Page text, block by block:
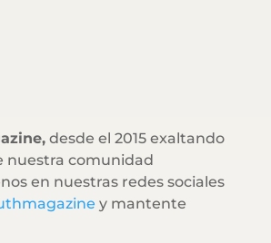
desde el 2015 exaltando
nuestra comunidad
en nuestras redes sociales
y mantente